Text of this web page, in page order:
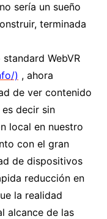
sería un sueño
terminada
WebVR
) , ahora
de ver contenido
decir sin
local en nuestro
con el gran
de dispositivos
reducción en
la realidad
alcance de las